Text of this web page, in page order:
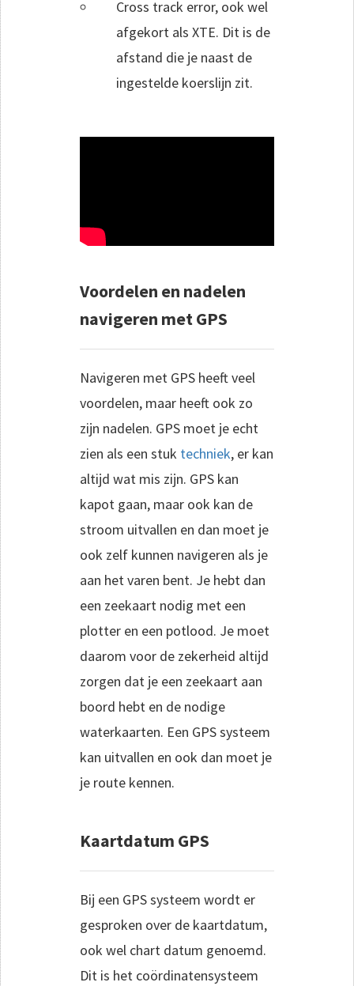
Cross track error, ook wel
afgekort als XTE. Dit is de
afstand die je naast de
ingestelde koerslijn zit.
Voordelen en nadelen
navigeren met GPS
Navigeren met GPS heeft veel
voordelen, maar heeft ook zo
zijn nadelen. GPS moet je echt
zien als een stuk techniek, er kan
altijd wat mis zijn. GPS kan
kapot gaan, maar ook kan de
stroom uitvallen en dan moet je
ook zelf kunnen navigeren als je
aan het varen bent. Je hebt dan
een zeekaart nodig met een
plotter en een potlood. Je moet
daarom voor de zekerheid altijd
zorgen dat je een zeekaart aan
boord hebt en de nodige
waterkaarten. Een GPS systeem
kan uitvallen en ook dan moet je
je route kennen.
Kaartdatum GPS
Bij een GPS systeem wordt er
gesproken over de kaartdatum,
ook wel chart datum genoemd.
Dit is het coördinatensysteem